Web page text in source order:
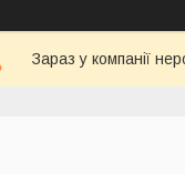
Зараз у компанії